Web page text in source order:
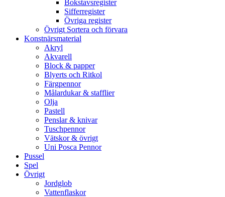
Bokstavsregister
Sifferregister
Övriga register
Övrigt Sortera och förvara
Konstnärsmaterial
Akryl
Akvarell
Block & papper
Blyerts och Ritkol
Färgpennor
Målardukar & stafflier
Olja
Pastell
Penslar & knivar
Tuschpennor
Vätskor & övrigt
Uni Posca Pennor
Pussel
Spel
Övrigt
Jordglob
Vattenflaskor